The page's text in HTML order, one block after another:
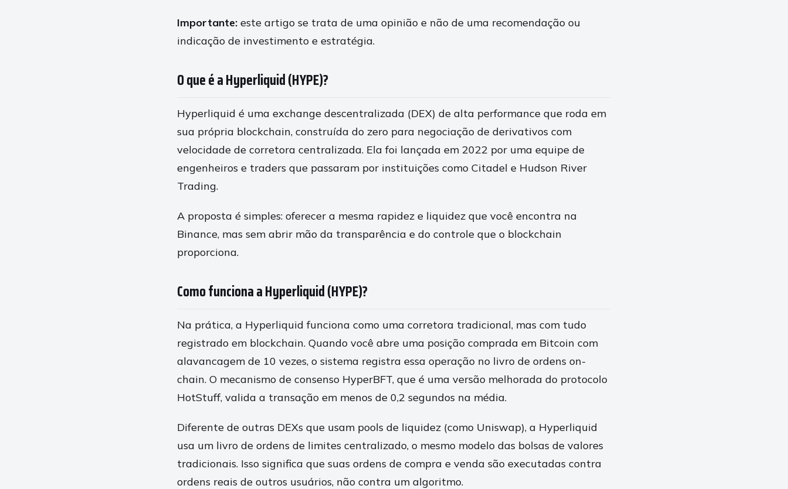
Importante: este artigo se trata de uma opinião e não de uma recomendação ou
indicação de investimento e estratégia.
O que é a Hyperliquid (HYPE)?
Hyperliquid é uma exchange descentralizada (DEX) de alta performance que roda em
sua própria blockchain, construída do zero para negociação de derivativos com
velocidade de corretora centralizada. Ela foi lançada em 2022 por uma equipe de
engenheiros e traders que passaram por instituições como Citadel e Hudson River
Trading.
A proposta é simples: oferecer a mesma rapidez e liquidez que você encontra na
Binance, mas sem abrir mão da transparência e do controle que o blockchain
proporciona.
Como funciona a Hyperliquid (HYPE)?
Na prática, a Hyperliquid funciona como uma corretora tradicional, mas com tudo
registrado em blockchain. Quando você abre uma posição comprada em Bitcoin com
alavancagem de 10 vezes, o sistema registra essa operação no livro de ordens on-
chain. O mecanismo de consenso HyperBFT, que é uma versão melhorada do protocolo
HotStuff, valida a transação em menos de 0,2 segundos na média.
Diferente de outras DEXs que usam pools de liquidez (como Uniswap), a Hyperliquid
usa um livro de ordens de limites centralizado, o mesmo modelo das bolsas de valores
tradicionais. Isso significa que suas ordens de compra e venda são executadas contra
ordens reais de outros usuários, não contra um algoritmo.